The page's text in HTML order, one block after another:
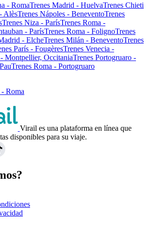
- RomaTrenes Madrid - HuelvaTrenes Chieti
AlèsTrenes Nápoles - BeneventoTrenes
Trenes Niza - ParísTrenes Roma -
- ParísTrenes Roma - FolignoTrenes
- ElcheTrenes Milán - BeneventoTrenes
París - FougèresTrenes Venecia -
Montpellier, OccitaniaTrenes Portogruaro -
Trenes Roma - Portogruaro
- Roma
Virail es una plataforma en línea que
disponibles para su viaje.